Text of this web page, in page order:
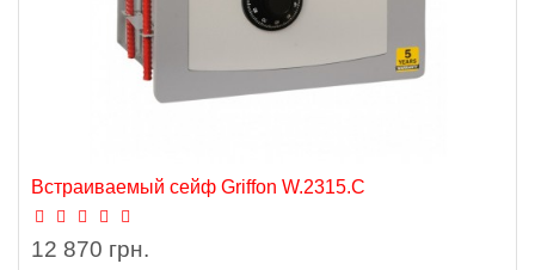
Встраиваемый сейф Griffon W.2315.C
12 870 грн.